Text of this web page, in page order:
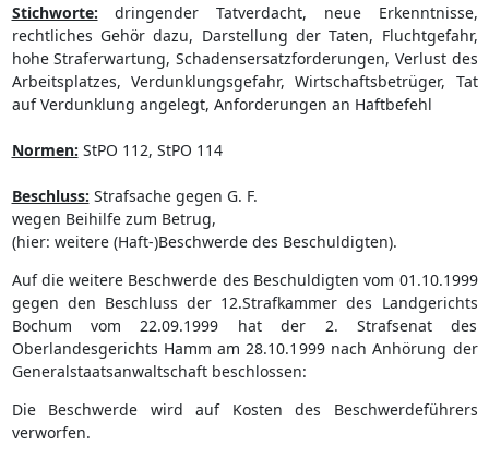
Stichworte: dringender Tatverdacht, neue Erkenntnisse,
rechtliches Gehör dazu, Darstellung der Taten, Fluchtgefahr,
hohe Straferwartung, Schadensersatzforderungen, Verlust des
Arbeitsplatzes, Verdunklungsgefahr, Wirtschaftsbetrüger, Tat
auf Verdunklung angelegt, Anforderungen an Haftbefehl
Normen: StPO 112, StPO 114
Beschluss: Strafsache gegen G. F.
wegen Beihilfe zum Betrug,
(hier: weitere (Haft-)Beschwerde des Beschuldigten).
Auf die weitere Beschwerde des Beschuldigten vom 01.10.1999
gegen den Beschluss der 12.Strafkammer des Landgerichts
Bochum vom 22.09.1999 hat der 2. Strafsenat des
Oberlandesgerichts Hamm am 28.10.1999 nach Anhörung der
Generalstaatsanwaltschaft beschlossen:
Die Beschwerde wird auf Kosten des Beschwerdeführers
verworfen.